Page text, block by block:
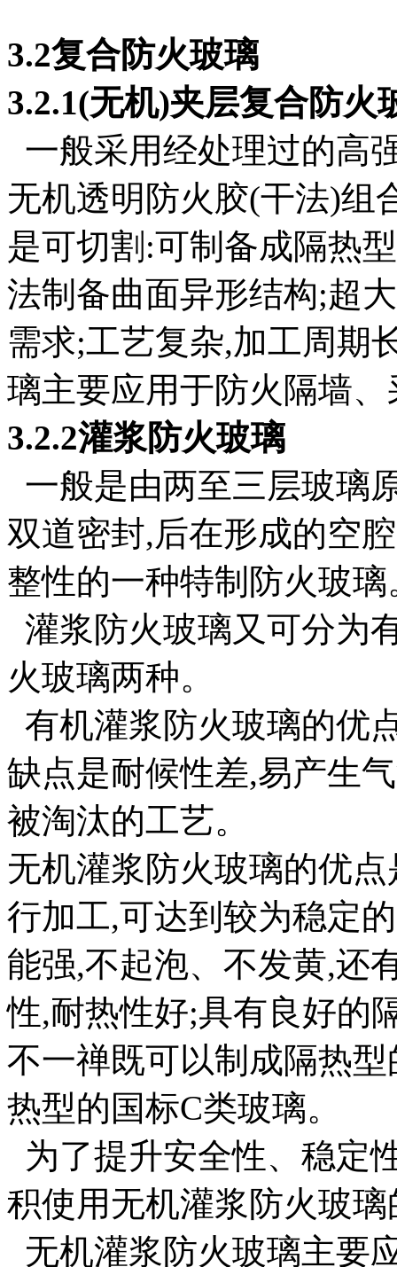
3.2复合防火玻璃
3.2.1(无机)夹层复合防火
一般采用经处理过的高
无机透明防火胶(干法)组
是可切割:可制备成隔热
法制备曲面异形结构;超
需求;工艺复杂,加工周期
璃主要应用于防火隔墙
3.2.2灌浆防火玻璃
一般是由两至三层玻璃
双道密封,后在形成的空
整性的一种特制防火玻璃
灌浆防火玻璃又可分为
火玻璃两种。
有机灌浆防火玻璃的优
缺点是耐候性差,易产生
被淘汰的工艺。
无机灌浆防火玻璃的优
行加工,可达到较为稳定
能强,不起泡、不发黄,还
性,耐热性好;具有良好的
不一禅既可以制成隔热
热型的国标C类玻璃。
为了提升安全性、稳定
积使用无机灌浆防火玻
无机灌浆防火玻璃主要